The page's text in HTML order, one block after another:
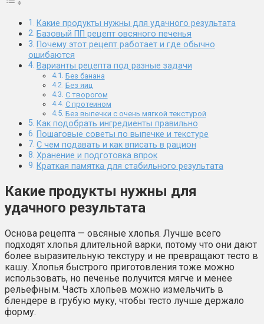
Какие продукты нужны для удачного результата
Базовый ПП рецепт овсяного печенья
Почему этот рецепт работает и где обычно
ошибаются
Варианты рецепта под разные задачи
Без банана
Без яиц
С творогом
С протеином
Без выпечки с очень мягкой текстурой
Как подобрать ингредиенты правильно
Пошаговые советы по выпечке и текстуре
С чем подавать и как вписать в рацион
Хранение и подготовка впрок
Краткая памятка для стабильного результата
Какие продукты нужны для
удачного результата
Основа рецепта — овсяные хлопья. Лучше всего
подходят хлопья длительной варки, потому что они дают
более выразительную текстуру и не превращают тесто в
кашу. Хлопья быстрого приготовления тоже можно
использовать, но печенье получится мягче и менее
рельефным. Часть хлопьев можно измельчить в
блендере в грубую муку, чтобы тесто лучше держало
форму.